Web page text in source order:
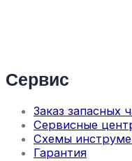
Сервис
Заказ запасных
Сервисные
Схемы
Гарантия